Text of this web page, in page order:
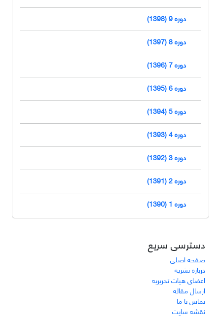
دوره 9 (1398)
دوره 8 (1397)
دوره 7 (1396)
دوره 6 (1395)
دوره 5 (1394)
دوره 4 (1393)
دوره 3 (1392)
دوره 2 (1391)
دوره 1 (1390)
دسترسی سریع
صفحه اصلی
درباره نشریه
اعضای هیات تحریریه
ارسال مقاله
تماس با ما
نقشه سایت